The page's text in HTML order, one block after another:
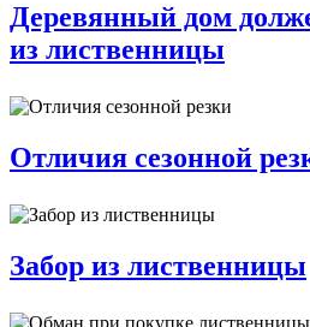
Деревянный дом
из лиственницы
Отличия сезонной
Забор из лиственницы